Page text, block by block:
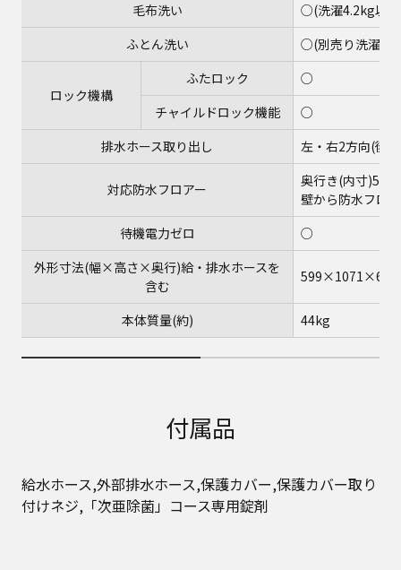
毛布洗い
○(洗濯4.2kg以
ふとん洗い
○(別売り洗濯キ
ロック機構
ふたロック
○
チャイルドロック機能
○
排水ホース取り出し
左・右2方向(後
対応防水フロアー
奥行き(内寸
壁から防水フロ
待機電力ゼロ
○
外形寸法(幅×高さ×奥行)給・排水ホースを
含む
本体質量(約) 44kg
付属品
給水ホース,外部排水ホース,保護カバー,保護カバー取り
付けネジ,「次亜除菌」コース専用錠剤